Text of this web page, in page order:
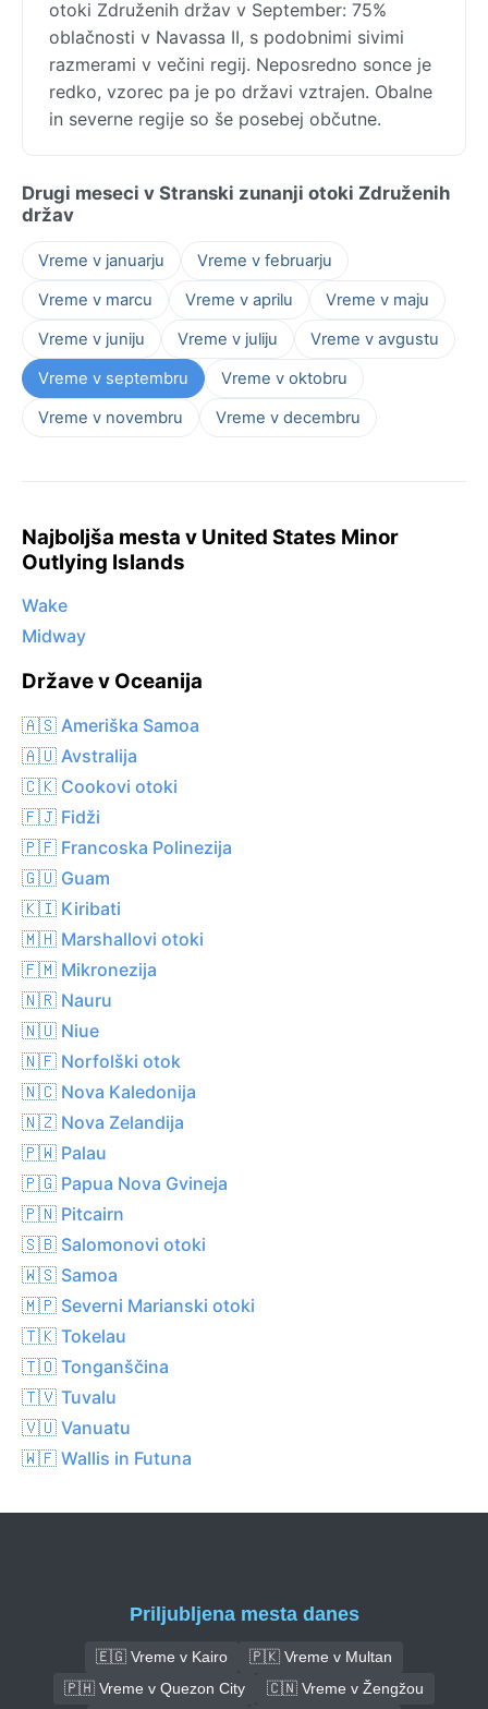
otoki Združenih držav v September: 75%
oblačnosti v Navassa II, s podobnimi sivimi
razmerami v večini regij. Neposredno sonce je
redko, vzorec pa je po državi vztrajen. Obalne
in severne regije so še posebej občutne.
Drugi meseci v Stranski zunanji otoki Združenih
držav
Vreme v januarju
Vreme v februarju
Vreme v marcu
Vreme v aprilu
Vreme v maju
Vreme v juniju
Vreme v juliju
Vreme v avgustu
Vreme v septembru
Vreme v oktobru
Vreme v novembru
Vreme v decembru
Najboljša mesta v United States Minor
Outlying Islands
Wake
Midway
Države v Oceanija
🇦🇸 Ameriška Samoa
🇦🇺 Avstralija
🇨🇰 Cookovi otoki
🇫🇯 Fidži
🇵🇫 Francoska Polinezija
🇬🇺 Guam
🇰🇮 Kiribati
🇲🇭 Marshallovi otoki
🇫🇲 Mikronezija
🇳🇷 Nauru
🇳🇺 Niue
🇳🇫 Norfolški otok
🇳🇨 Nova Kaledonija
🇳🇿 Nova Zelandija
🇵🇼 Palau
🇵🇬 Papua Nova Gvineja
🇵🇳 Pitcairn
🇸🇧 Salomonovi otoki
🇼🇸 Samoa
🇲🇵 Severni Marianski otoki
🇹🇰 Tokelau
🇹🇴 Tonganščina
🇹🇻 Tuvalu
🇻🇺 Vanuatu
🇼🇫 Wallis in Futuna
Priljubljena mesta danes
🇪🇬 Vreme v Kairo
🇵🇰 Vreme v Multan
🇵🇭 Vreme v Quezon City
🇨🇳 Vreme v Žengžou